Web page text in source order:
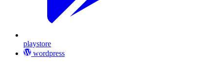
playstore
wordpress